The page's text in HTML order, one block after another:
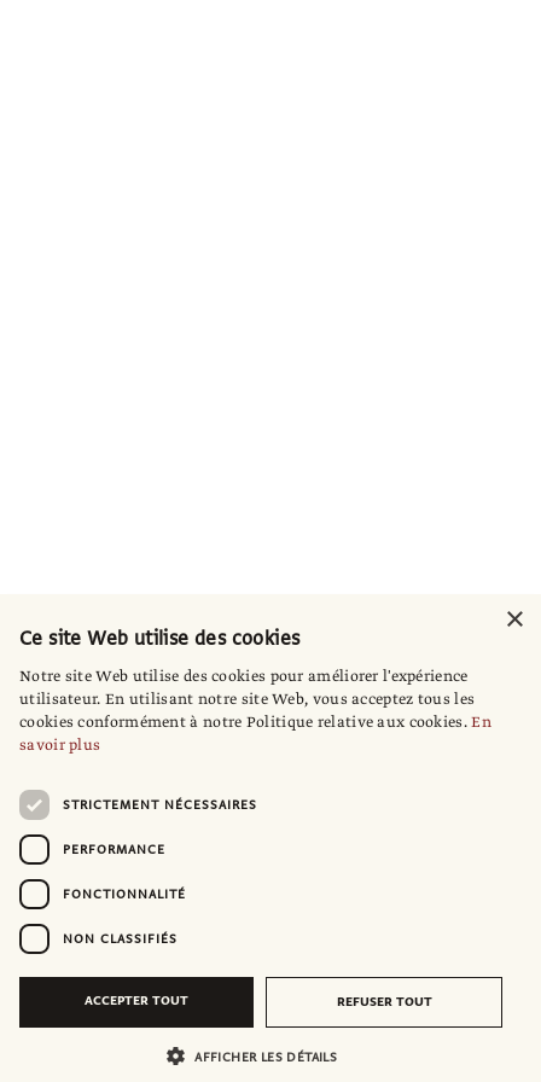
×
Ce site Web utilise des cookies
Notre site Web utilise des cookies pour améliorer l'expérience
utilisateur. En utilisant notre site Web, vous acceptez tous les
cookies conformément à notre Politique relative aux cookies.En
savoir plus
STRICTEMENT NÉCESSAIRES
PERFORMANCE
FONCTIONNALITÉ
NON CLASSIFIÉS
ACCEPTER TOUT REFUSER TOUT
AFFICHER LES DÉTAILS